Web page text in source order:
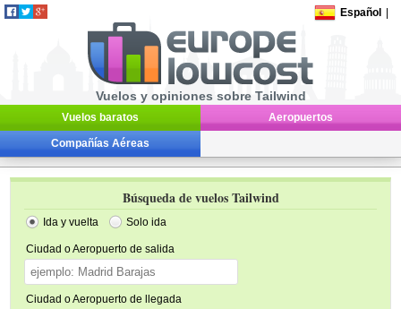
Español
Vuelos y opiniones sobre Tailwind
Vuelos baratos Aeropuertos
Compañías Aéreas
Búsqueda de vuelos Tailwind
Ida y vuelta Solo ida
Ciudad o Aeropuerto de salida
Ciudad o Aeropuerto de llegada